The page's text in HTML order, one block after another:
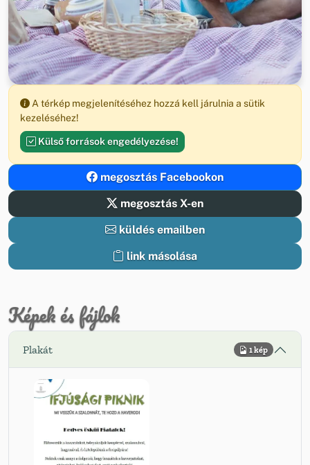
A térkép megjelenítéséhez hozzá kell járulnia a sütik
kezeléséhez!
Külső források engedélyezése!
megosztás Facebookon
megosztás X-en
küldés emailben
link másolása
Képek és fájlok
Plakát 1 kép